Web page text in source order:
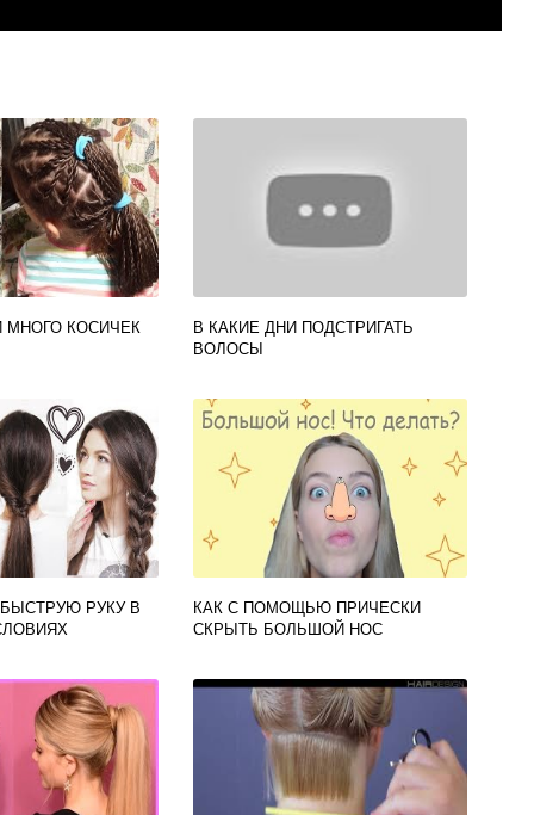
МНОГО КОСИЧЕК
В КАКИЕ ДНИ ПОДСТРИГАТЬ
ВОЛОСЫ
РУКУ В
КАК С ПОМОЩЬЮ ПРИЧЕСКИ
СКРЫТЬ БОЛЬШОЙ НОС